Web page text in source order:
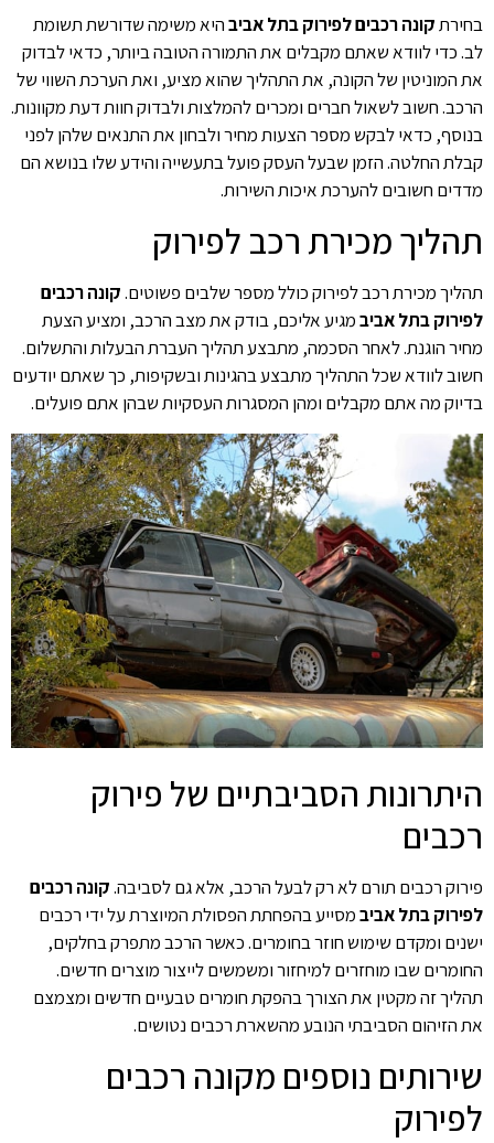
בחירתקונה רכבים לפירוק בתל אביבהיא משימה שדורשת תשומת
לב. כדי לוודא שאתם מקבלים את התמורה הטובה ביותר, כדאי לבדוק
את המוניטין של הקונה, את התהליך שהוא מציע, ואת הערכת השווי של
הרכב. חשוב לשאול חברים ומכרים להמלצות ולבדוק חוות דעת מקוונות.
בנוסף, כדאי לבקש מספר הצעות מחיר ולבחון את התנאים שלהן לפני
קבלת החלטה. הזמן שבעל העסק פועל בתעשייה והידע שלו בנושא הם
מדדים חשובים להערכת איכות השירות.
תהליך מכירת רכב לפירוק
תהליך מכירת רכב לפירוק כולל מספר שלבים פשוטים.קונה רכבים
לפירוק בתל אביבמגיע אליכם, בודק את מצב הרכב, ומציע הצעת
מחיר הוגנת. לאחר הסכמה, מתבצע תהליך העברת הבעלות והתשלום.
חשוב לוודא שכל התהליך מתבצע בהגינות ובשקיפות, כך שאתם יודעים
בדיוק מה אתם מקבלים ומהן המסגרות העסקיות שבהן אתם פועלים.
היתרונות הסביבתיים של פירוק
רכבים
פירוק רכבים תורם לא רק לבעל הרכב, אלא גם לסביבה.קונה רכבים
לפירוק בתל אביבמסייע בהפחתת הפסולת המיוצרת על ידי רכבים
ישנים ומקדם שימוש חוזר בחומרים. כאשר הרכב מתפרק בחלקים,
החומרים שבו מוחזרים למיחזור ומשמשים לייצור מוצרים חדשים.
תהליך זה מקטין את הצורך בהפקת חומרים טבעיים חדשים ומצמצם
את הזיהום הסביבתי הנובע מהשארת רכבים נטושים.
שירותים נוספים מקונה רכבים
לפירוק